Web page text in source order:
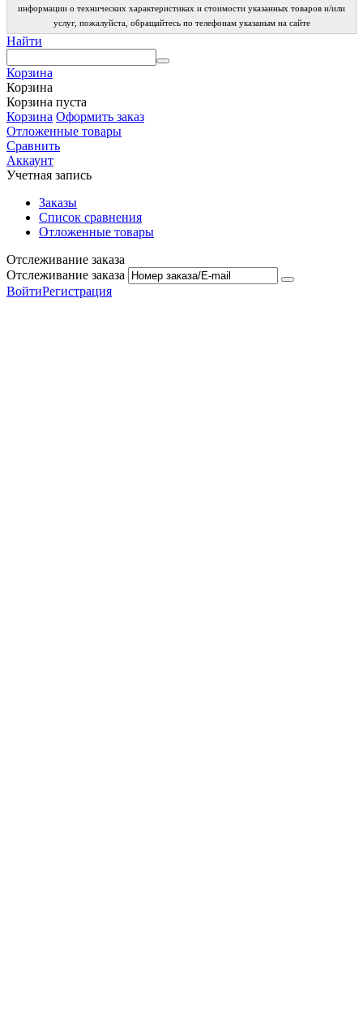
информации о технических характеристиках и стоимости указанных товаров и/или
услуг, пожалуйста, обращайтесь по телефонам указаным на сайте
Найти
Корзина
Корзина
Корзина пуста
Корзина Оформить заказ
Отложенные товары
Сравнить
Аккаунт
Учетная запись
Заказы
Список сравнения
Отложенные товары
Отслеживание заказа
Отслеживание заказа
ВойтиРегистрация